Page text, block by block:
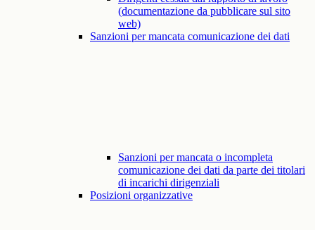
(documentazione da pubblicare sul sito
web)
Sanzioni per mancata comunicazione dei dati
Sanzioni per mancata o incompleta
comunicazione dei dati da parte dei titolari
di incarichi dirigenziali
Posizioni organizzative